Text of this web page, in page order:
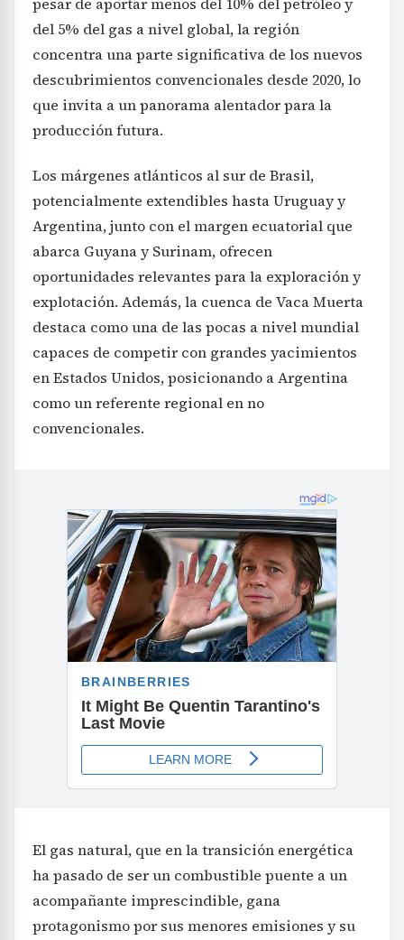
pesar de aportar menos del 10% del petróleo y
del 5% del gas a nivel global, la región
concentra una parte significativa de los nuevos
descubrimientos convencionales desde 2020, lo
que invita a un panorama alentador para la
producción futura.
Los márgenes atlánticos al sur de Brasil,
potencialmente extendibles hasta Uruguay y
Argentina, junto con el margen ecuatorial que
abarca Guyana y Surinam, ofrecen
oportunidades relevantes para la exploración y
explotación. Además, la cuenca de Vaca Muerta
destaca como una de las pocas a nivel mundial
capaces de competir con grandes yacimientos
en Estados Unidos, posicionando a Argentina
como un referente regional en no
convencionales.
El gas natural, que en la transición energética
ha pasado de ser un combustible puente a un
acompañante imprescindible, gana
protagonismo por sus menores emisiones y su